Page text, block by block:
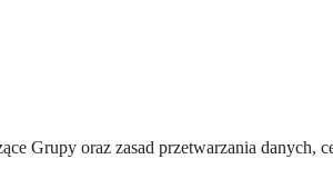
Grupy oraz zasad przetwarzania danych,